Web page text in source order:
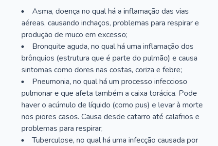
Asma, doença no qual há a inflamação das vias
aéreas, causando inchaços, problemas para respirar e
produção de muco em excesso;
Bronquite aguda, no qual há uma inflamação dos
brônquios (estrutura que é parte do pulmão) e causa
sintomas como dores nas costas, coriza e febre;
Pneumonia, no qual há um processo infeccioso
pulmonar e que afeta também a caixa torácica. Pode
haver o acúmulo de líquido (como pus) e levar à morte
nos piores casos. Causa desde catarro até calafrios e
problemas para respirar;
Tuberculose, no qual há uma infecção causada por